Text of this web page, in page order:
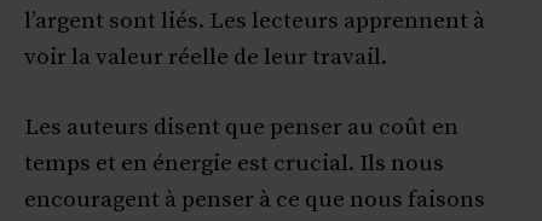
l’argent sont liés. Les lecteurs apprennent à
voir la valeur réelle de leur travail.
Les auteurs disent que penser au coût en
temps et en énergie est crucial. Ils nous
encouragent à penser à ce que nous faisons